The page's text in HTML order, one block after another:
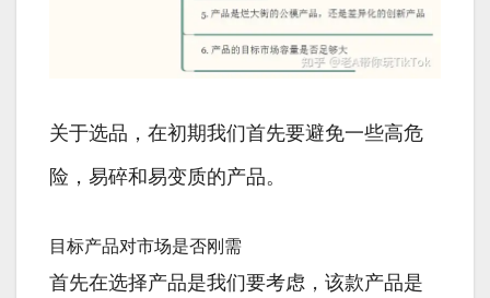
关于选品，在初期我们首先要避免一些高危
险，易碎和易变质的产品。
目标产品对市场是否刚需
首先在选择产品是我们要考虑，该款产品是